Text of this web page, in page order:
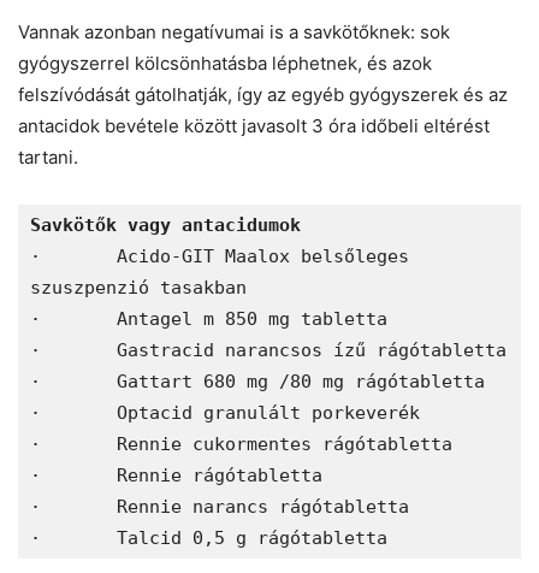
Vannak azonban negatívumai is a savkötőknek: sok
gyógyszerrel kölcsönhatásba léphetnek, és azok
felszívódását gátolhatják, így az egyéb gyógyszerek és az
antacidok bevétele között javasolt 3 óra időbeli eltérést
tartani.
Savkötők vagy antacidumok
·	Acido-GIT Maalox belsőleges
szuszpenzió tasakban
·	Antagel m 850 mg tabletta
·	Gattart 680 mg /80 mg rágótabletta
·	Optacid granulált porkeverék
·	Rennie cukormentes rágótabletta
·	Rennie rágótabletta
·	Rennie narancs rágótabletta
·	Talcid 0,5 g rágótabletta